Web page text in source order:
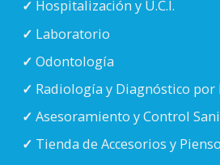
✓ Hospitalización y U.C.I.
✓ Laboratorio
✓ Odontología
✓ Radiología y Diagnóstico por
✓ Asesoramiento y Control
✓ Tienda de Accesorios y Pienso